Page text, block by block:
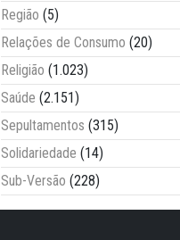
Região (5)
Relações de Consumo (20)
Religião (1.023)
Saúde (2.151)
Sepultamentos (315)
Solidariedade (14)
Sub-Versão (228)